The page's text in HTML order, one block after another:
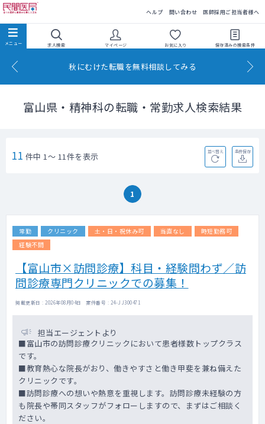
ヘルプ 問い合わせ 医師採用ご担当者様へ
求人検索 マイページ お気に入り 保存済みの検索条件
秋にむけた転職を無料相談してみる
富山県・精神科の転職・常勤求人検索結果
11 件中 1～ 11件を表示 並べ替え 条件保存
1
常勤 クリニック 土・日・祝休み可 当直なし
時短勤務可
経験不問
【富山市×訪問診療】科目・経験問わず／訪
問診療専門クリニックでの募集！
掲載更新日 : 2026年08月04日 案件番号 : 24-JJ300471
担当エージェントより
■富山市の訪問診療クリニックにおいて患者様数トップクラス
です。
■教育熱心な院長がおり、働きやすさと働き甲斐を兼ね備えた
クリニックです。
■訪問診療への想いや熱意を重視します。訪問診療未経験の方
も院長や帯同スタッフがフォローしますので、まずはご相談く
ださい。